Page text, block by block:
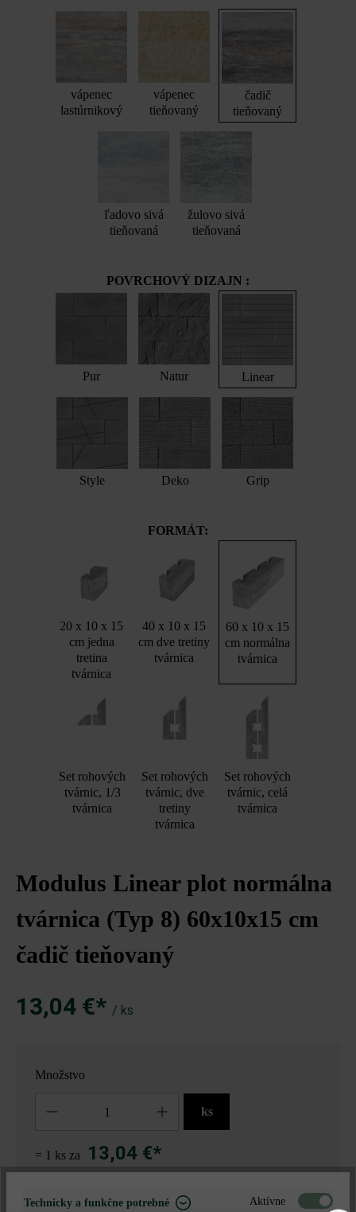
vápenec
lastúrnikový
vápenec
tieňovaný
čadič
tieňovaný
ľadovo sivá
tieňovaná
žulovo sivá
tieňovaná
POVRCHOVÝ DIZAJN :
Pur Natur Linear
Style Deko Grip
FORMÁT:
20 x 10 x 15
cm jedna
tretina
tvárnica
40 x 10 x 15
cm dve tretiny
tvárnica
60 x 10 x 15
cm normálna
tvárnica
Set rohových
tvárnic, 1/3
tvárnica
Set rohových
tvárnic, dve
tretiny
tvárnica
Set rohových
tvárnic, celá
tvárnica
Modulus Linear plot normálna
tvárnica (Typ 8) 60x10x15 cm
čadič tieňovaný
13,04 €* / ks
Množstvo
ks
= 1 ks za 13,04 €*
Technicky a funkčne potrebné Aktívne